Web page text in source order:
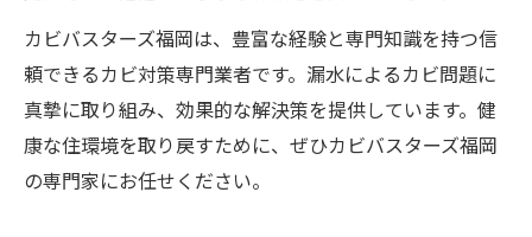
カビバスターズ福岡は、豊富な経験と専門知識を持つ信
頼できるカビ対策専門業者です。漏水によるカビ問題に
真摯に取り組み、効果的な解決策を提供しています。健
康な住環境を取り戻すために、ぜひカビバスターズ福岡
の専門家にお任せください。